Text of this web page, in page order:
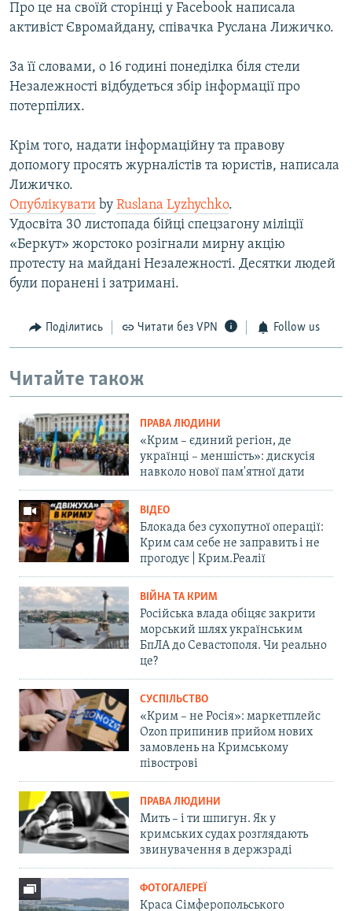
Усі сайти RFE/RL
Про це на своїй сторінці у Facebook написала
активіст Євромайдану, співачка Руслана Лижичко.
За її словами, о 16 годині понеділка біля стели
Незалежності відбудеться збір інформації про
потерпілих.
Крім того, надати інформаційну та правову
допомогу просять журналістів та юристів, написала
Лижичко.
Опублікувати by Ruslana Lyzhychko.
Удосвіта 30 листопада бійці спецзагону міліції
«Беркут» жорстоко розігнали мирну акцію
протесту на майдані Незалежності. Десятки людей
були поранені і затримані.
Поділитись Читати без VPN Follow us
Читайте також
ПРАВА ЛЮДИНИ
«Крим – єдиний регіон, де
українці – меншість»: дискусія
навколо нової пам'ятної дати
ВІДЕО
Блокада без сухопутної операції:
Крим сам себе не заправить і не
прогодує | Крим.Реалії
ВІЙНА ТА КРИМ
Російська влада обіцяє закрити
морський шлях українським
БпЛА до Севастополя. Чи реально
це?
СУСПІЛЬСТВО
«Крим – не Росія»: маркетплейс
Ozon припинив прийом нових
замовлень на Кримському
півострові
ПРАВА ЛЮДИНИ
Мить – і ти шпигун. Як у
кримських судах розглядають
звинувачення в держзраді
ФОТОГАЛЕРЕЇ
Краса Сімферопольського